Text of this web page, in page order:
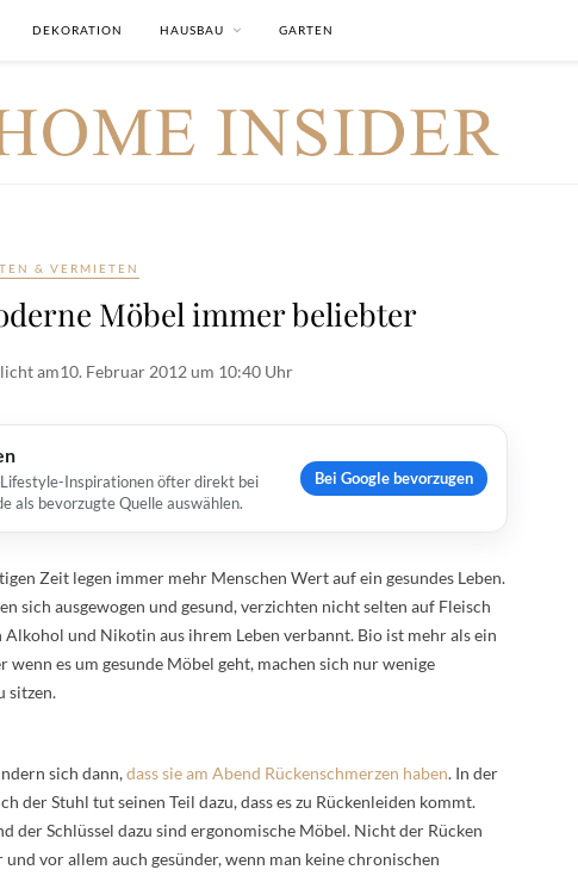
DEKORATION HAUSBAU GARTEN
& VERMIETEN
Möbel immer beliebter
am10. Februar 2012 um 10:40 Uhr
Inspirationen öfter direkt bei
als bevorzugte Quelle auswählen.
Bei Google bevorzugen
Zeit legen immer mehr Menschen Wert auf ein gesundes Leben.
sich ausgewogen und gesund, verzichten nicht selten auf Fleisch
Alkohol und Nikotin aus ihrem Leben verbannt. Bio ist mehr als ein
wenn es um gesunde Möbel geht, machen sich nur wenige
sitzen.
sich dann,dass sie am Abend Rückenschmerzen haben. In der
der Stuhl tut seinen Teil dazu, dass es zu Rückenleiden kommt.
der Schlüssel dazu sind ergonomische Möbel. Nicht der Rücken
vor allem auch gesünder, wenn man keine chronischen